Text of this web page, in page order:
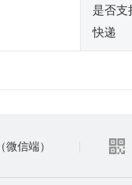
是否支
快递
信端）